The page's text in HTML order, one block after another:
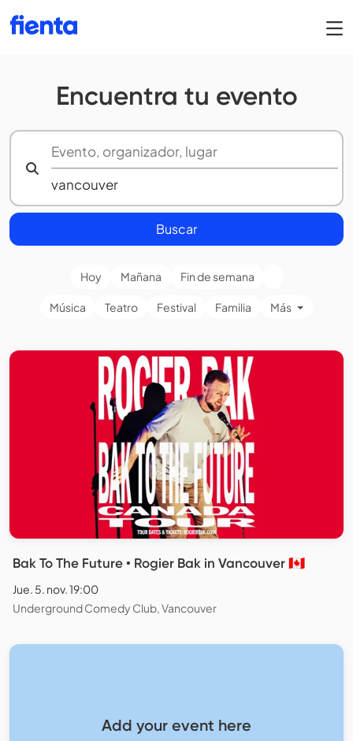
Encuentra tu evento
Buscar
Hoy Mañana Fin de semana
Música Teatro Festival Familia Más
Bak To The Future • Rogier Bak in Vancouver 🇨🇦
Jue. 5. nov. 19:00
Underground Comedy Club, Vancouver
Add your event here